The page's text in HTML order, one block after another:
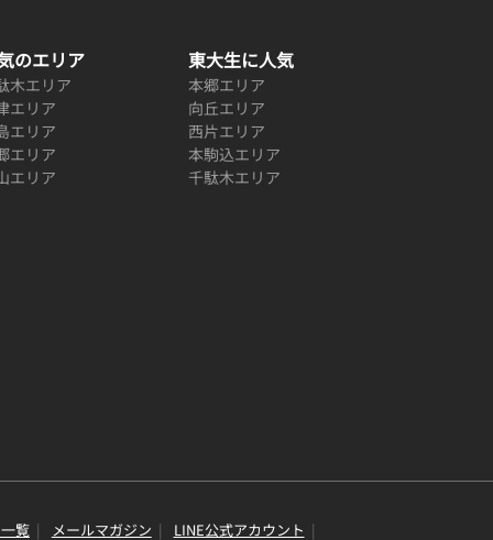
のエリア
木エリア
エリア
エリア
エリア
エリア
東大生に人気
本郷エリア
向丘エリア
西片エリア
本駒込エリア
千駄木エリア
覧 メールマガジン LINE公式アカウント